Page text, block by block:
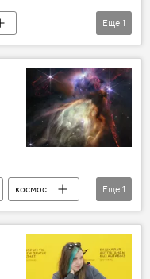
Еще 1
космос
Еще 1